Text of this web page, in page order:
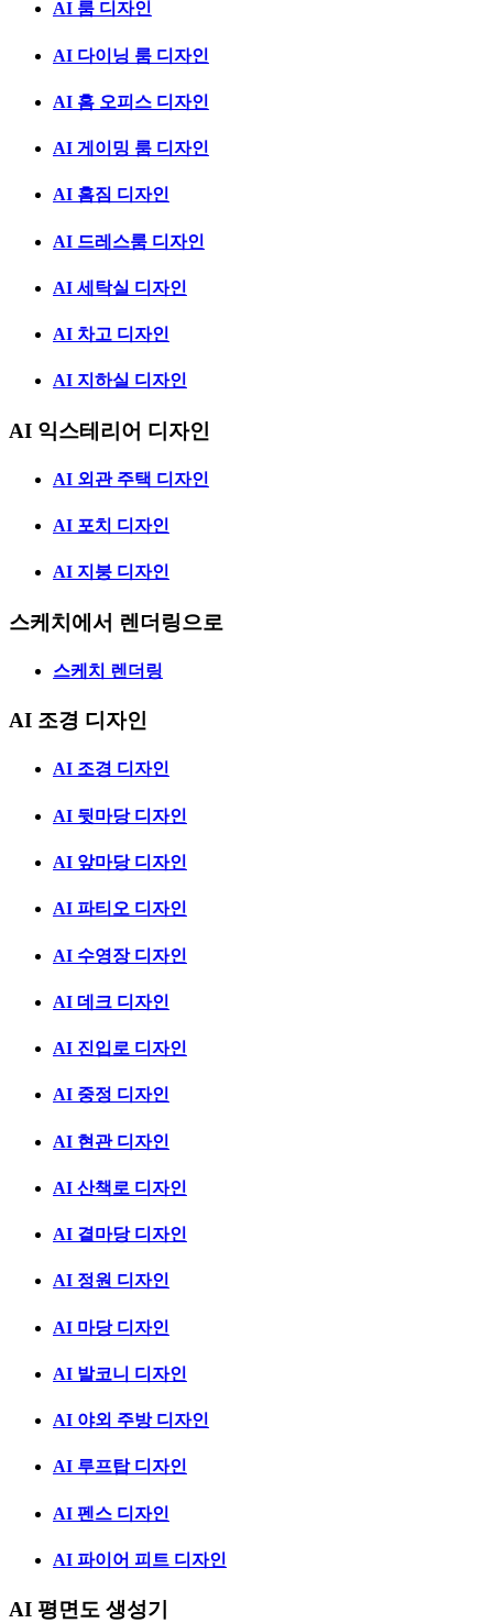
AI 룸 디자인
AI 다이닝 룸 디자인
AI 홈 오피스 디자인
AI 게이밍 룸 디자인
AI 홈짐 디자인
AI 드레스룸 디자인
AI 세탁실 디자인
AI 차고 디자인
AI 지하실 디자인
AI 익스테리어 디자인
AI 외관 주택 디자인
AI 포치 디자인
AI 지붕 디자인
스케치에서 렌더링으로
스케치 렌더링
AI 조경 디자인
AI 조경 디자인
AI 뒷마당 디자인
AI 앞마당 디자인
AI 파티오 디자인
AI 수영장 디자인
AI 데크 디자인
AI 진입로 디자인
AI 중정 디자인
AI 현관 디자인
AI 산책로 디자인
AI 곁마당 디자인
AI 정원 디자인
AI 마당 디자인
AI 발코니 디자인
AI 야외 주방 디자인
AI 루프탑 디자인
AI 펜스 디자인
AI 파이어 피트 디자인
AI 평면도 생성기